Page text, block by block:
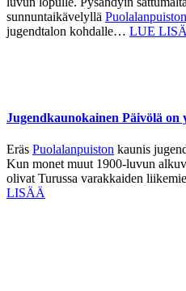
sunnuntaikävelyllä Puolalanpuiston
jugendtalon kohdalle… LUE
Jugendkaunokainen Päivölä on
Eräs Puolalanpuiston kaunis
Kun monet muut 1900-luvun
olivat Turussa varakkaiden
LISÄÄ